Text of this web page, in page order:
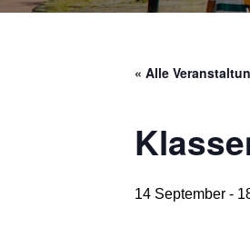
« Alle
14 September -